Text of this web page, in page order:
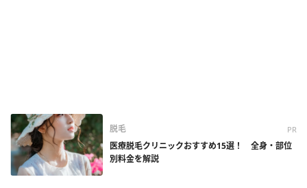
脱毛 PR
医療脱毛クリニックおすすめ15選！ 全身・部位
別料金を解説